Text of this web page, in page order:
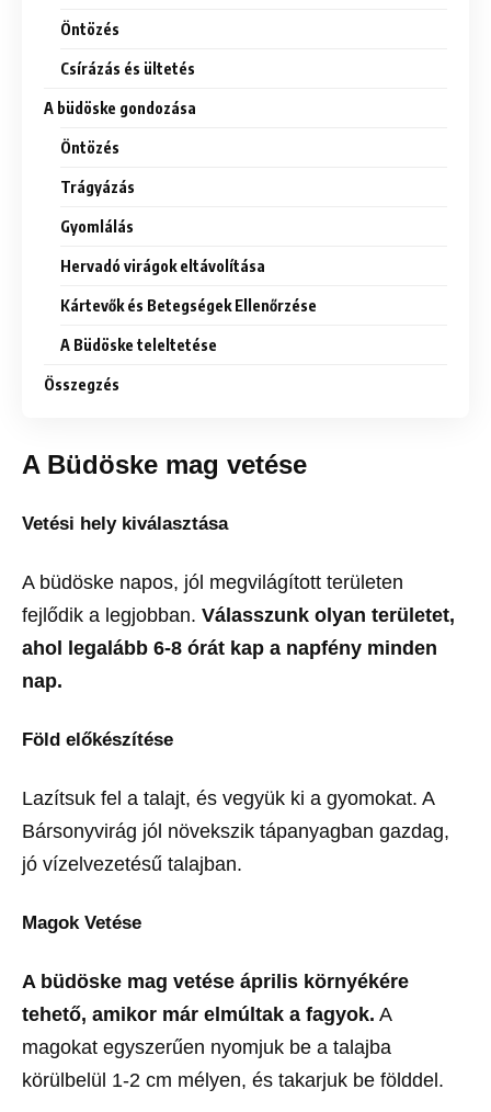
Öntözés
Csírázás és ültetés
A büdöske gondozása
Öntözés
Trágyázás
Gyomlálás
Hervadó virágok eltávolítása
Kártevők és Betegségek Ellenőrzése
A Büdöske teleltetése
Összegzés
A Büdöske mag vetése
Vetési hely kiválasztása
A büdöske napos, jól megvilágított területen
fejlődik a legjobban. Válasszunk olyan területet,
ahol legalább 6-8 órát kap a napfény minden
nap.
Föld előkészítése
Lazítsuk fel a talajt, és vegyük ki a gyomokat. A
Bársonyvirág jól növekszik tápanyagban gazdag,
jó vízelvezetésű talajban.
Magok Vetése
A büdöske mag vetése április környékére
tehető, amikor már elmúltak a fagyok. A
magokat egyszerűen nyomjuk be a talajba
körülbelül 1-2 cm mélyen, és takarjuk be földdel.